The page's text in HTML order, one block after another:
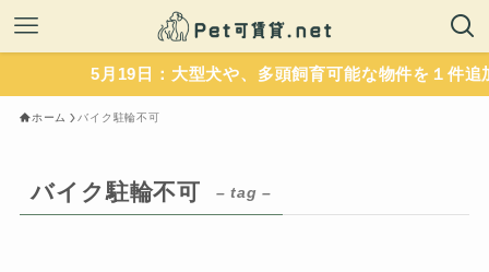
5月19日：大型犬や、多頭飼育可能な物件を１件追加
ホーム バイク駐輪不可
バイク駐輪不可 – tag –